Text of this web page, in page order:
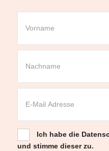
Ich habe die
und stimme dieser zu.